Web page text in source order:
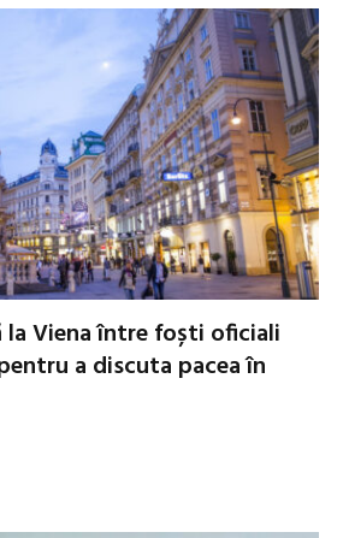
Viena între foști oficiali
a discuta pacea în